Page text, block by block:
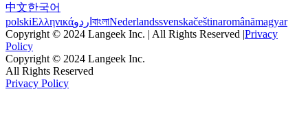
中文한국어
polskiΕλληνικάاردو বাংলাNederlandssvenskačeštinaromânămagyar
Copyright © 2024 Langeek Inc. | All Rights Reserved |Privacy
Policy
Copyright © 2024 Langeek Inc.
All Rights Reserved
Privacy Policy